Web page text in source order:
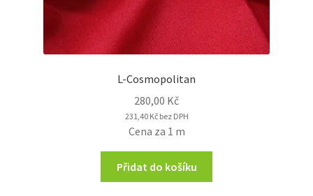
L-Cosmopolitan
280,00 Kč
231,40 Kčbez DPH
Cena za 1 m
Přidat do košíku